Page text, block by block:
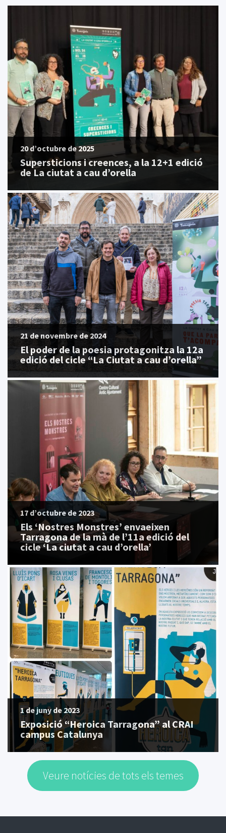
20 d’octubre de 2025
Supersticions i creences, a la 12+1 edició
de La ciutat a cau d’orella
21 de novembre de 2024
El poder de la poesia protagonitza la 12a
edició del cicle “La Ciutat a cau d’orella”
17 d’octubre de 2023
Els ‘Nostres Monstres’ envaeixen
Tarragona de la mà de l’11a edició del
cicle ‘La ciutat a cau d’orella’
1 de juny de 2023
Exposició “Heroica Tarragona” al CRAI
campus Catalunya
Veure notícies de tots els temes